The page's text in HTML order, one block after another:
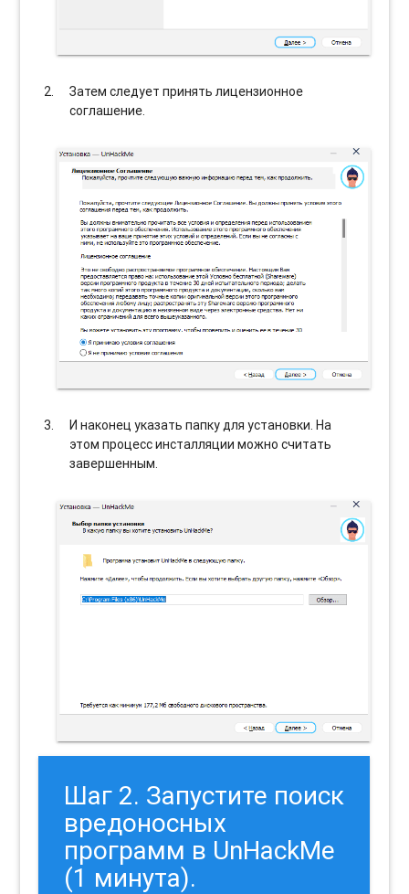
Затем следует принять лицензионное
соглашение.
И наконец указать папку для установки. На
этом процесс инсталляции можно считать
завершенным.
Шаг 2. Запустите поиск
вредоносных
программ в UnHackMe
(1 минута).